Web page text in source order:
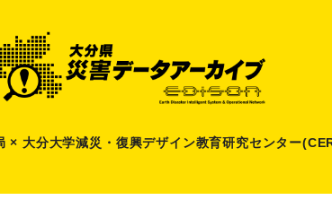
× 大分大学減災 ・ 復興デザイン教育研究センター